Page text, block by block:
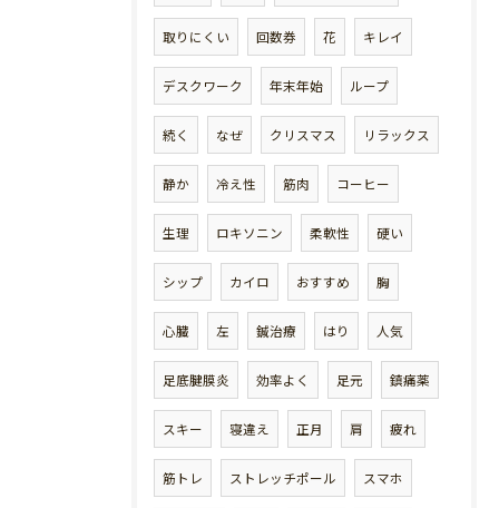
取りにくい 回数券 花 キレイ
デスクワーク 年末年始 ループ
続く なぜ クリスマス リラックス
静か 冷え性 筋肉 コーヒー
生理 ロキソニン 柔軟性 硬い
シップ カイロ おすすめ 胸
心臓 左 鍼治療 はり 人気
足底腱膜炎 効率よく 足元 鎮痛薬
スキー 寝違え 正月 肩 疲れ
筋トレ ストレッチポール スマホ